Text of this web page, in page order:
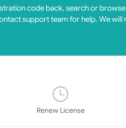
code back, search or
support team for help. We will
Renew License